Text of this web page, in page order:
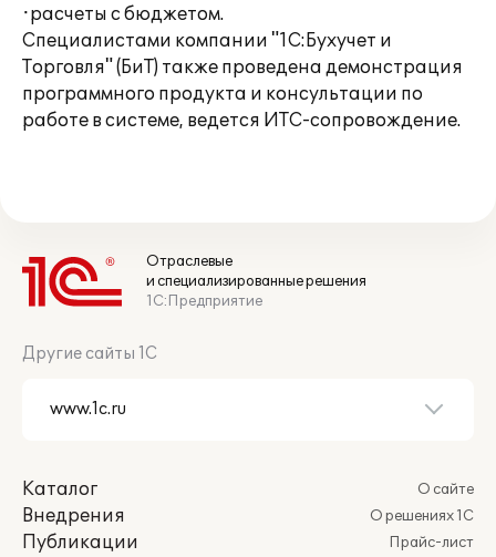
·расчеты с бюджетом.
Специалистами компании "1С:Бухучет и
Торговля" (БиТ) также проведена демонстрация
программного продукта и консультации по
работе в системе, ведется ИТС-сопровождение.
Отраслевые
и специализированные решения
1С:Предприятие
Другие сайты 1С
Каталог
Внедрения
Публикации
О сайте
О решениях 1С
Прайс-лист